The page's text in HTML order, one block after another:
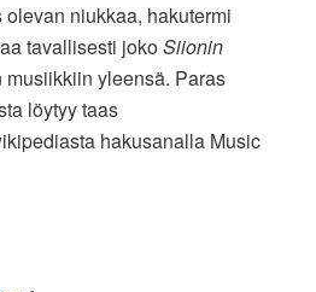
niukkaa, hakutermi
tavallisesti jokoSiionin
yleensä. Paras
löytyy taas
hakusanalla Music